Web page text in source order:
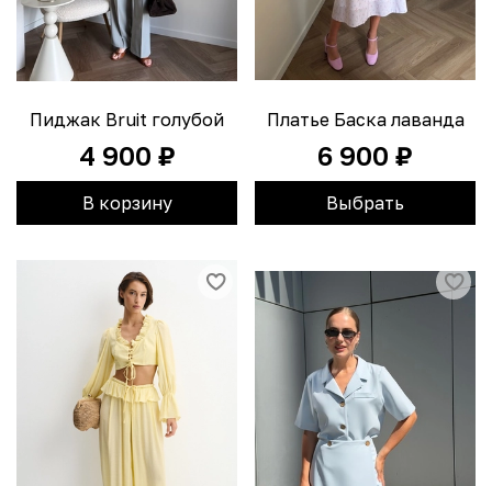
Пиджак Bruit голубой
4 900 ₽
В корзину
Платье Баска лаванда
6 900 ₽
Выбрать